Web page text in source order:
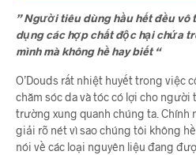
” Người tiêu dùng hầu hết đều vô
dụng các hợp chất độc hại chứa
mình mà không hề hay biết “
O’Douds rất nhiệt huyết trong việc
chăm sóc da và tóc có lợi cho
trường xung quanh chúng ta. Chính
giải rõ nét vì sao chúng tôi không
nói về các loại nguyên liệu đang